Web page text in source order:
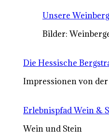
Unsere
Bilder:
Die Hessische
Impressionen von der
Erlebnispfad Wein &
Wein und Stein